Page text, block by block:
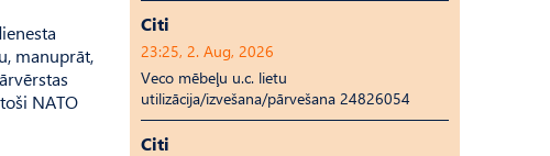
manuprāt,
NATO
Citi
23:25, 2. Aug, 2026
Veco mēbeļu u.c. lietu
utilizācija/izvešana/pārvešana 24826054
Citi